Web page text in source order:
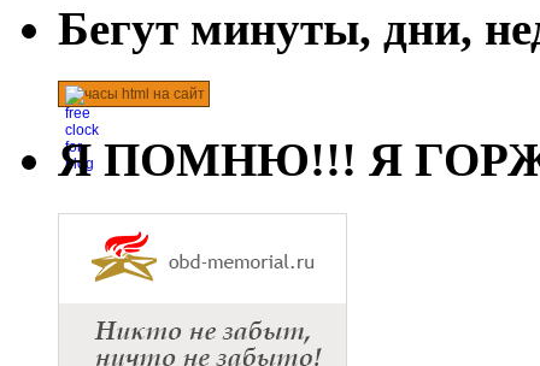
Бегут минуты, дни,
часы html на сайт
Я ПОМНЮ!!! Я